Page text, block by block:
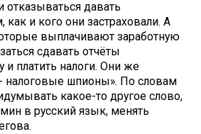
давать
и кого они застраховали. А
выплачивают заработную
сдавать отчёты
и платить налоги. Они же
налоговые шпионы». По словам
какое-то другое слово,
в русский язык, менять